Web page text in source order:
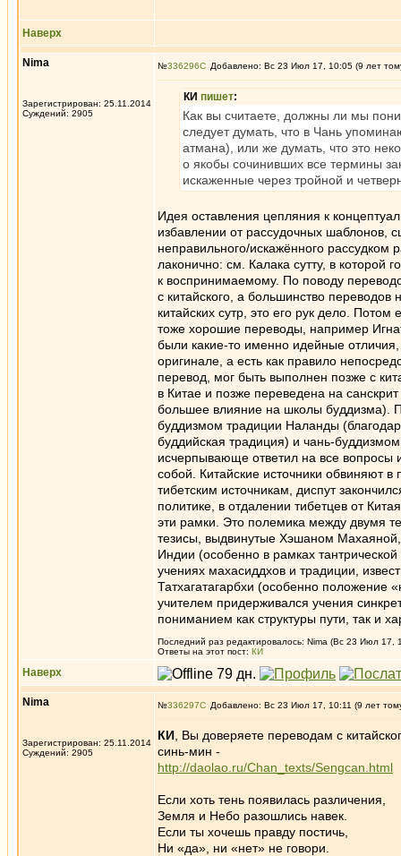
Наверх
Nima
Зарегистрирован: 25.11.2014
Суждений: 2905
№336296 Добавлено: Вс 23 Июл 17, 10:05 (9 лет
КИ пишет:
Как вы считаете, должны ли мы
следует думать, что в Чань
атмана), или же думать, что это
о якобы сочинивших все термины
искаженные через тройной и
Идея оставления цепляния к
избавлении от рассудочных шаблонов,
неправильного/искажённого
лаконично: см. Калака сутту, в которой
к воспринимаемому. По поводу
с китайского, а большинство переводов
китайских сутр, это его рук дело.
тоже хорошие переводы, например
были какие-то именно идейные
оригинале, а есть как правило
перевод, мог быть выполнен позже с
в Китае и позже переведена на
большее влияние на школы буддизма).
буддизмом традиции Наланды
буддийская традиция) и чань-
исчерпывающе ответил на все
собой. Китайские источники обвиняют в
тибетским источникам, диспут
политике, в отдалении тибетцев от
эти рамки. Это полемика между двумя
тезисы, выдвинутые Хэшаном
Индии (особенно в рамках
учениях махасиддхов и традиции,
Татхагатагарбхи (особенно положение
учителем придерживался учения
пониманием как структуры пути, так и
Последний раз редактировалось: Nima (Вс 23 Июл 17,
Ответы на этот пост: КИ
Наверх
Nima
Зарегистрирован: 25.11.2014
Суждений: 2905
№336297 Добавлено: Вс 23 Июл 17, 10:11 (9 лет
КИ , Вы доверяете переводам с
синь-мин -
http://daolao.ru/Chan_texts/Sengcan.html
Если хоть тень появилась различения,
Земля и Небо разошлись навек.
Если ты хочешь правду постичь,
Ни «да», ни «нет» не говори.